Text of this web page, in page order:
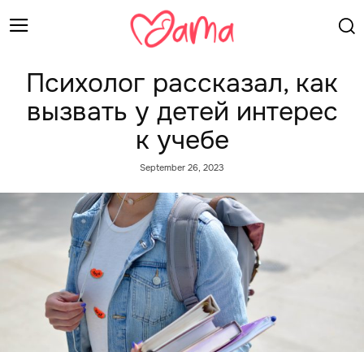
Психолог рассказал, как
вызвать у детей интерес
к учебе
September 26, 2023